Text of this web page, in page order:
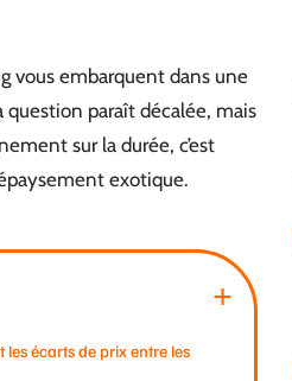
vous embarquent dans une
paraît décalée, mais
sur la durée, c’est
exotique.
les écarts de prix entre les